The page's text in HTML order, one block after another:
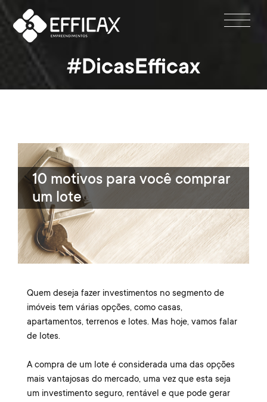
#DicasEfficax
10 motivos para você comprar
um lote
Quem deseja fazer investimentos no segmento de
imóveis tem várias opções, como casas,
apartamentos, terrenos e lotes. Mas hoje, vamos falar
de lotes.
A compra de um lote é considerada uma das opções
mais vantajosas do mercado, uma vez que esta seja
um investimento seguro, rentável e que pode gerar